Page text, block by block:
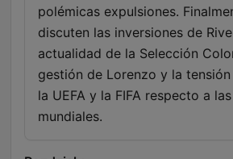
polémicas expulsiones.
discuten las inversiones de
actualidad de la Selección
gestión de Lorenzo y la
la UEFA y la FIFA respecto a
mundiales.